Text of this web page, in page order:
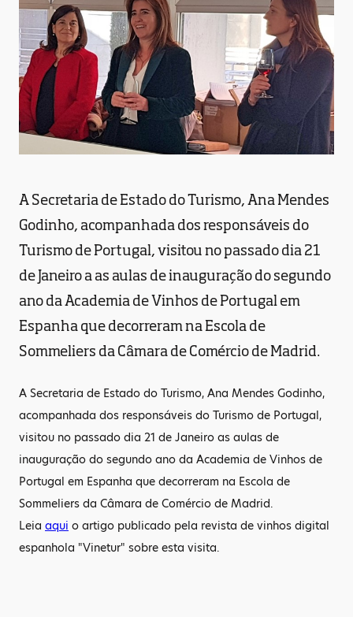
A Secretaria de Estado do Turismo, Ana Mendes
Godinho, acompanhada dos responsáveis do
Turismo de Portugal, visitou no passado dia 21
de Janeiro a as aulas de inauguração do segundo
ano da Academia de Vinhos de Portugal em
Espanha que decorreram na Escola de
Sommeliers da Câmara de Comércio de Madrid.
A Secretaria de Estado do Turismo, Ana Mendes Godinho,
acompanhada dos responsáveis do Turismo de Portugal,
visitou no passado dia 21 de Janeiro as aulas de
inauguração do segundo ano da Academia de Vinhos de
Portugal em Espanha que decorreram na Escola de
Sommeliers da Câmara de Comércio de Madrid.
Leia aqui o artigo publicado pela revista de vinhos digital
espanhola "Vinetur" sobre esta visita.